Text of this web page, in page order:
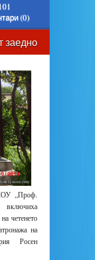
(0)
заедно
„Проф.
четенето
на
Росен